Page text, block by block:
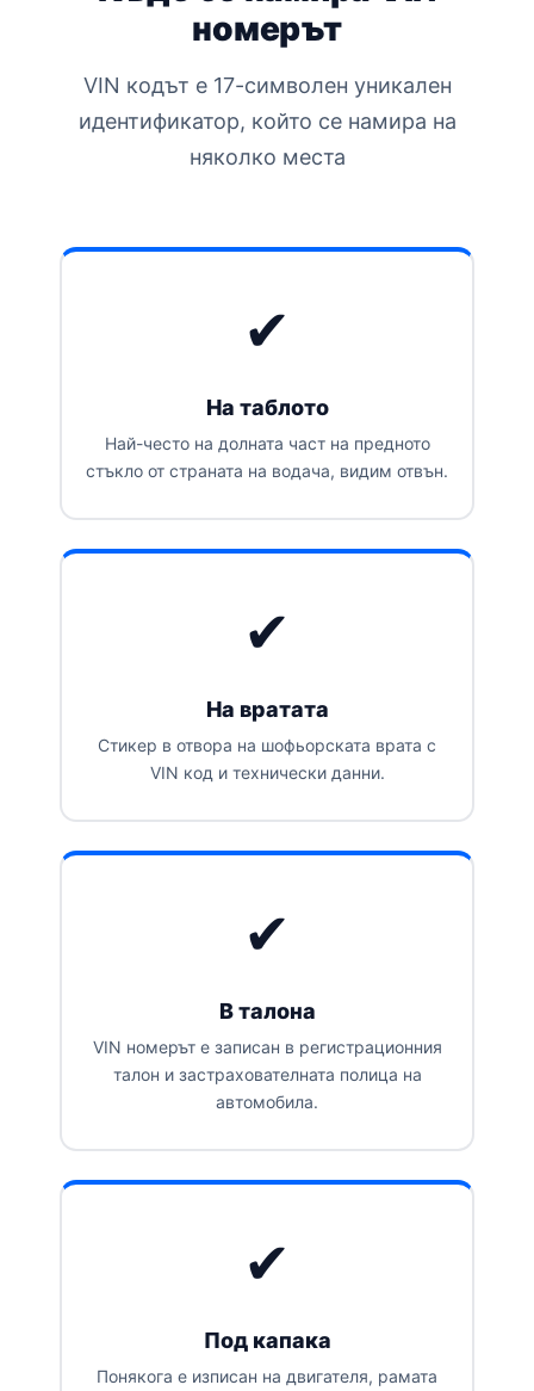
номерът
VIN кодът е 17-символен уникален
идентификатор, който се намира на
няколко места
✔
На таблото
Най-често на долната част на предното
стъкло от страната на водача, видим отвън.
✔
На вратата
Стикер в отвора на шофьорската врата с
VIN код и технически данни.
✔
В талона
VIN номерът е записан в регистрационния
талон и застрахователната полица на
автомобила.
✔
Под капака
Понякога е изписан на двигателя, рамата